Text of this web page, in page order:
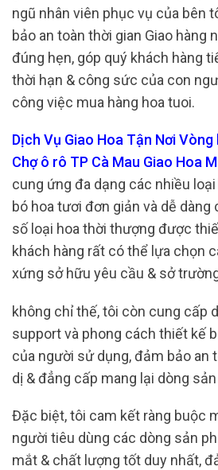
ngũ nhân viên phục vụ của bên
bảo an toàn thời gian Giao hàng
đúng hẹn, góp quý khách hàng
thời hạn & công sức của con
công việc mua hàng hoa tuoi.
Dịch Vụ Giao Hoa Tận Nơi
Chợ ô rô TP Cà Mau Giao Hoa
cung ứng đa dạng các nhiều
bó hoa tươi đơn giản và dễ
số loại hoa thời thượng được
khách hàng rất có thể lựa chọn
xứng sở hữu yêu cầu & sở
không chỉ thế, tôi còn cung cấp
support và phong cách thiết kế
của người sử dụng, đảm bảo an
dị & đẳng cấp mang lại dòng
Đặc biệt, tôi cam kết ràng buộc
người tiêu dùng các dòng sản
mắt & chất lượng tốt duy nhất,